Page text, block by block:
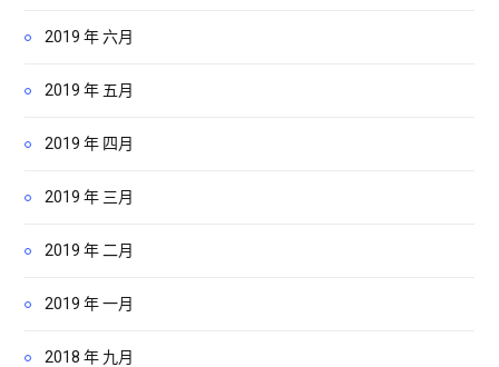
2019 年 六月
2019 年 五月
2019 年 四月
2019 年 三月
2019 年 二月
2019 年 一月
2018 年 九月